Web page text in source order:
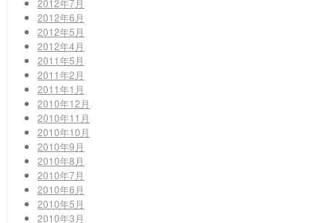
2012年7月
2012年6月
2012年5月
2012年4月
2011年5月
2011年2月
2011年1月
2010年12月
2010年11月
2010年10月
2010年9月
2010年8月
2010年7月
2010年6月
2010年5月
2010年3月